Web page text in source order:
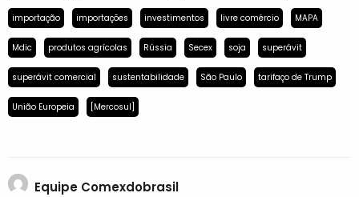
importação importações investimentos livre comércio MAPA
Mdic produtos agrícolas Rússia Secex soja superávit
superávit comercial sustentabilidade São Paulo tarifaço de Trump
União Europeia [Mercosul]
Equipe Comexdobrasil